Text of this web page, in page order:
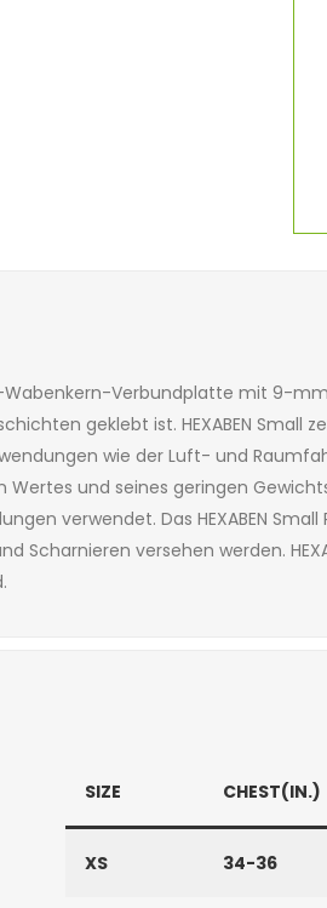
Wabenkern-Verbundplatte mit 9-
geklebt ist. HEXABEN Small
wie der Luft- und
und seines geringen
verwendet. Das HEXABEN
Scharnieren versehen werden.
SIZE CHEST(IN.)
XS 34-36